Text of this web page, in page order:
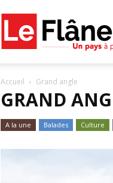
Flaneur
Accueil Grand angle
GRAND
A la une Balades Culture